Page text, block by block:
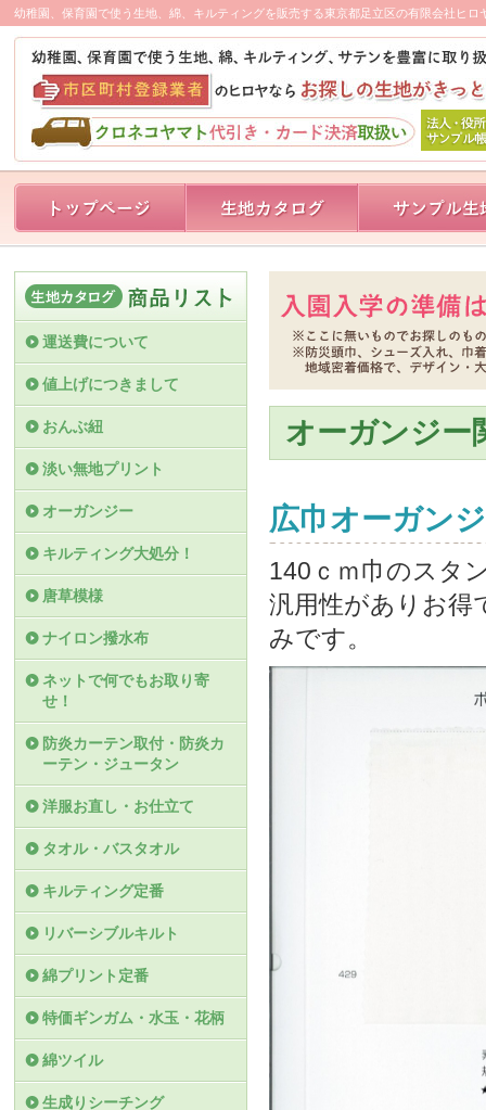
幼稚園、保育園で使う生地、綿、キルティングを販売する東京都足立区の有限会社ヒ
オーガンジー
広巾オーガン
140ｃｍ巾のスタ
汎用性がありお
みです。
運送費について
値上げにつきまして
おんぶ紐
淡い無地プリント
オーガンジー
キルティング大処分！
唐草模様
ナイロン撥水布
ネットで何でもお取り寄
せ！
防炎カーテン取付・防炎カ
ーテン・ジュータン
洋服お直し・お仕立て
タオル・バスタオル
キルティング定番
リバーシブルキルト
綿プリント定番
特価ギンガム・水玉・花柄
綿ツイル
生成りシーチング